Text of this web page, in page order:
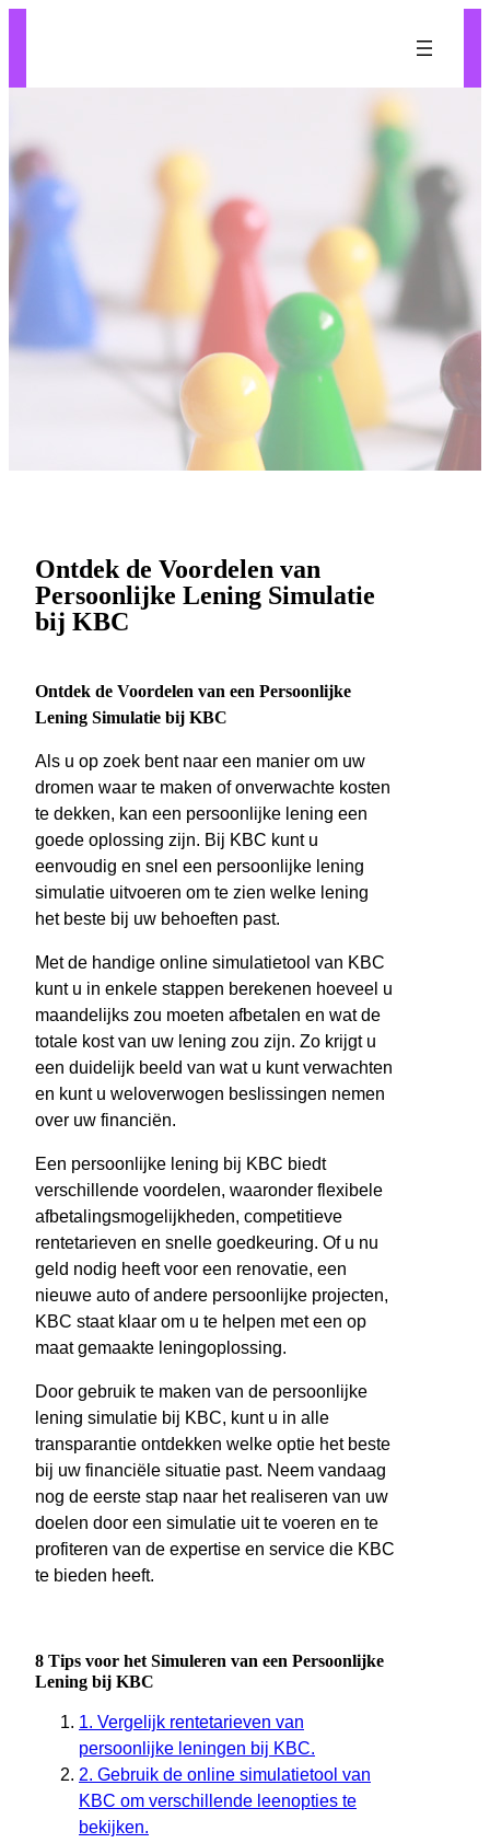
Ontdek de Voordelen van
Persoonlijke Lening Simulatie
bij KBC
Ontdek de Voordelen van een Persoonlijke
Lening Simulatie bij KBC
Als u op zoek bent naar een manier om uw
dromen waar te maken of onverwachte kosten
te dekken, kan een persoonlijke lening een
goede oplossing zijn. Bij KBC kunt u
eenvoudig en snel een persoonlijke lening
simulatie uitvoeren om te zien welke lening
het beste bij uw behoeften past.
Met de handige online simulatietool van KBC
kunt u in enkele stappen berekenen hoeveel u
maandelijks zou moeten afbetalen en wat de
totale kost van uw lening zou zijn. Zo krijgt u
een duidelijk beeld van wat u kunt verwachten
en kunt u weloverwogen beslissingen nemen
over uw financiën.
Een persoonlijke lening bij KBC biedt
verschillende voordelen, waaronder flexibele
afbetalingsmogelijkheden, competitieve
rentetarieven en snelle goedkeuring. Of u nu
geld nodig heeft voor een renovatie, een
nieuwe auto of andere persoonlijke projecten,
KBC staat klaar om u te helpen met een op
maat gemaakte leningoplossing.
Door gebruik te maken van de persoonlijke
lening simulatie bij KBC, kunt u in alle
transparantie ontdekken welke optie het beste
bij uw financiële situatie past. Neem vandaag
nog de eerste stap naar het realiseren van uw
doelen door een simulatie uit te voeren en te
profiteren van de expertise en service die KBC
te bieden heeft.
8 Tips voor het Simuleren van een Persoonlijke
Lening bij KBC
1. Vergelijk rentetarieven van
persoonlijke leningen bij KBC.
2. Gebruik de online simulatietool van
KBC om verschillende leenopties te
bekijken.